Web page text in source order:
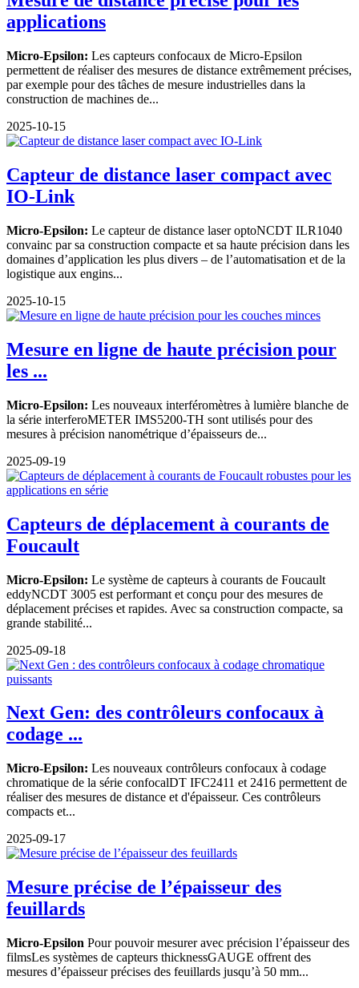
applications
Micro-Epsilon: Les capteurs confocaux de Micro-Epsilon
permettent de réaliser des mesures de distance extrêmement précises,
par exemple pour des tâches de mesure industrielles dans la
construction de machines de...
2025-10-15
Capteur de distance laser compact avec
IO-Link
Micro-Epsilon: Le capteur de distance laser optoNCDT ILR1040
convainc par sa construction compacte et sa haute précision dans les
domaines d’application les plus divers – de l’automatisation et de la
logistique aux engins...
2025-10-15
Mesure en ligne de haute précision pour
les ...
Micro-Epsilon: Les nouveaux interféromètres à lumière blanche de
la série interferoMETER IMS5200-TH sont utilisés pour des
mesures à précision nanométrique d’épaisseurs de...
2025-09-19
Capteurs de déplacement à courants de
Foucault
Micro-Epsilon: Le système de capteurs à courants de Foucault
eddyNCDT 3005 est performant et conçu pour des mesures de
déplacement précises et rapides. Avec sa construction compacte, sa
grande stabilité...
2025-09-18
Next Gen: des contrôleurs confocaux à
codage ...
Micro-Epsilon: Les nouveaux contrôleurs confocaux à codage
chromatique de la série confocalDT IFC2411 et 2416 permettent de
réaliser des mesures de distance et d'épaisseur. Ces contrôleurs
compacts et...
2025-09-17
Mesure précise de l’épaisseur des
feuillards
Micro-Epsilon Pour pouvoir mesurer avec précision l’épaisseur des
filmsLes systèmes de capteurs thicknessGAUGE offrent des
mesures d’épaisseur précises des feuillards jusqu’à 50 mm...